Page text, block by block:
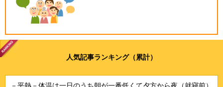
人気記事ランキング（累計）
－平熱－体温は一日のうち朝が一番低くて夕方から夜（就寝前）